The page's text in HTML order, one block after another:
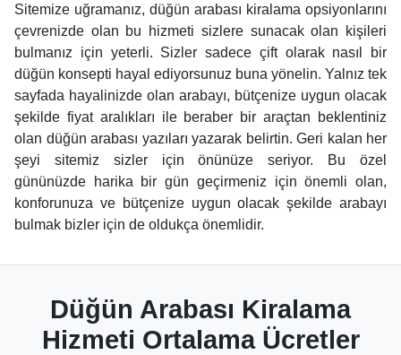
Sitemize uğramanız, düğün arabası kiralama opsiyonlarını
çevrenizde olan bu hizmeti sizlere sunacak olan kişileri
bulmanız için yeterli. Sizler sadece çift olarak nasıl bir
düğün konsepti hayal ediyorsunuz buna yönelin. Yalnız tek
sayfada hayalinizde olan arabayı, bütçenize uygun olacak
şekilde fiyat aralıkları ile beraber bir araçtan beklentiniz
olan düğün arabası yazıları yazarak belirtin. Geri kalan her
şeyi sitemiz sizler için önünüze seriyor. Bu özel
gününüzde harika bir gün geçirmeniz için önemli olan,
konforunuza ve bütçenize uygun olacak şekilde arabayı
bulmak bizler için de oldukça önemlidir.
Düğün Arabası Kiralama
Hizmeti Ortalama Ücretler